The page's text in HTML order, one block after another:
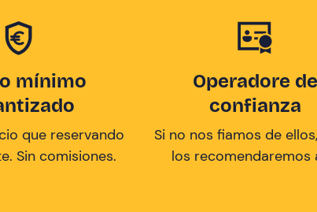
mínimo
que reservando
Sin comisiones.
Operadore de
confianza
Si no nos fiamos de
los recomendaremos